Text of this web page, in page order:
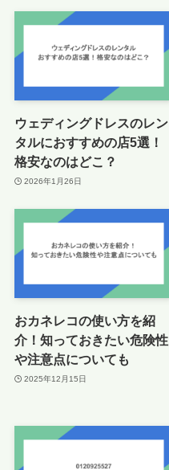
ウェディングドレスのレン
タルにおすすめの店5選！
格安なのはどこ？
2026年1月26日
おカネレコの使い方を紹
介！知っておきたい危険性
や注意点についても
2025年12月15日